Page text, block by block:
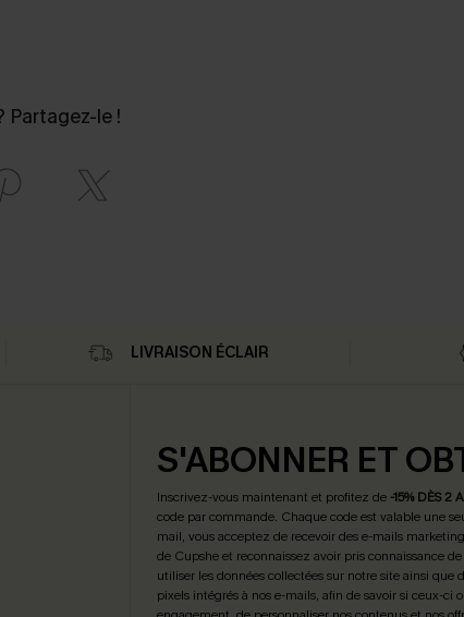
Partagez-le !
LIVRAISON ÉCLAIR
S'ABONNER ET
Inscrivez-vous maintenant et profitez de -15% DÈS 2
code par commande. Chaque code est valable une
mail, vous acceptez de recevoir des e-mails
de Cupshe et reconnaissez avoir pris connaissance
utiliser les données collectées sur notre site ainsi que
pixels intégrés à nos e-mails, afin de savoir si ceux-ci